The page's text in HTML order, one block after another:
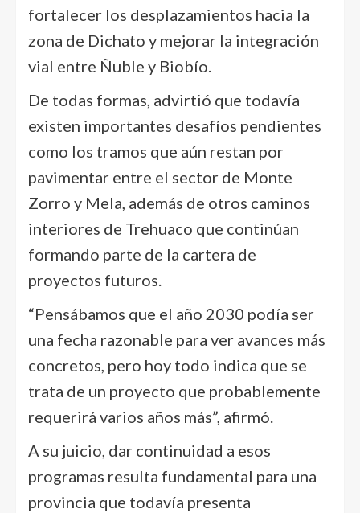
fortalecer los desplazamientos hacia la
zona de Dichato y mejorar la integración
vial entre Ñuble y Biobío.
De todas formas, advirtió que todavía
existen importantes desafíos pendientes
como los tramos que aún restan por
pavimentar entre el sector de Monte
Zorro y Mela, además de otros caminos
interiores de Trehuaco que continúan
formando parte de la cartera de
proyectos futuros.
“Pensábamos que el año 2030 podía ser
una fecha razonable para ver avances más
concretos, pero hoy todo indica que se
trata de un proyecto que probablemente
requerirá varios años más”, afirmó.
A su juicio, dar continuidad a esos
programas resulta fundamental para una
provincia que todavía presenta